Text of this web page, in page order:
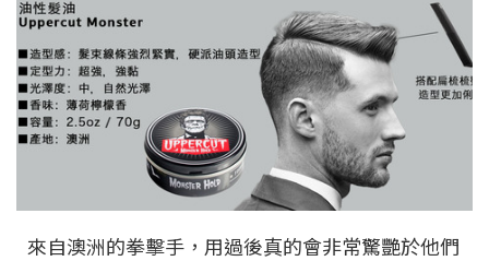
來自澳洲的拳擊手，用過後真的會非常驚艷於他們